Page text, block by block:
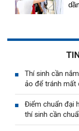
Thí sinh cần
ảo để tránh mất
Điểm chuẩn đại
thí sinh cần